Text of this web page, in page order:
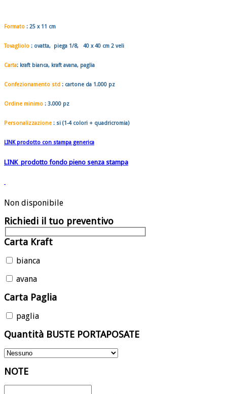
Formato : 25 x 11 cm
Tovagliolo : ovatta, piega 1/8, 40 x 40 cm 2 veli
Carta: kraft bianca, kraft avana, paglia
Confezionamento std : cartone da 1.000 pz
Ordine minimo : 3.000 pz
Personalizzazione : si (1-4 colori + quadricromia)
LINK prodotto con stampa generica
LINK prodotto fondo pieno senza stampa
Non disponibile
Richiedi il tuo preventivo
Carta Kraft
bianca
avana
Carta Paglia
paglia
Quantità BUSTE PORTAPOSATE
NOTE